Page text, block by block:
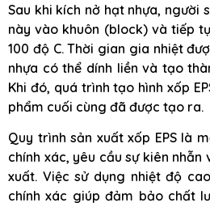
Sau khi kích nở hạt nhựa, người
này vào khuôn (block) và tiếp
100 độ C. Thời gian gia nhiệt
nhựa có thể dính liền và tạo
Khi đó, quá trình tạo hình xốp
phẩm cuối cùng đã được tạo ra.
Quy trình sản xuất xốp EPS là
chính xác, yêu cầu sự kiên
xuất. Việc sử dụng nhiệt độ
chính xác giúp đảm bảo chất